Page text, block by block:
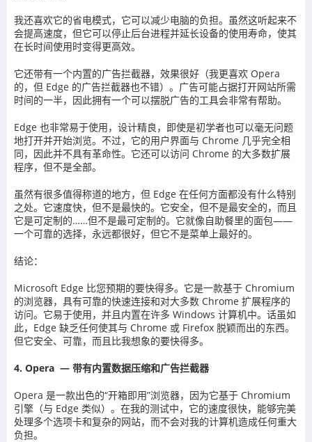
我还喜欢它的省电模式，它可以减少电脑的负担。虽然这听起来不
会提高速度，但它可以停止后台进程并延长设备的使用寿命，使其
在长时间使用时变得更高效。
它还带有一个内置的广告拦截器，效果很好（我更喜欢 Opera
的，但 Edge 的广告拦截器也不错）。广告可能占据打开网站所需
时间的一半，因此拥有一个可以摆脱广告的工具会非常有帮助。
Edge 也非常易于使用，设计精良，即使是初学者也可以毫无问题
地打开并开始浏览。不过，它的用户界面与 Chrome 几乎完全相
同，因此并不具有革命性。它还可以访问 Chrome 的大多数扩展
程序，但不是全部。
虽然有很多值得称道的地方，但 Edge 在任何方面都没有什么特别
之处。它速度快，但不是最快的。它安全，但不是最安全的，而且
它是可定制的……但不是最可定制的。它就像自助餐里的面包——
一个可靠的选择，永远都很好，但它不是菜单上最好的。
结论：
Microsoft Edge 比您预期的要快得多。它是一款基于 Chromium
的浏览器，具有可靠的快速连接和对大多数 Chrome 扩展程序的
访问。它易于使用，并且内置在许多 Windows 计算机中。话虽如
此，Edge 缺乏任何使其与 Chrome 或 Firefox 脱颖而出的东西。
但它安全、可靠，而且比我想象的要快得多。
4. Opera — 带有内置数据压缩和广告拦截器
Opera 是一款出色的“开箱即用”浏览器，因为它基于 Chromium
引擎（与 Edge 类似）。在我的测试中，它的速度很快，能够完美
处理多个选项卡和复杂的网站，而不会对我的计算机造成任何重大
负担。